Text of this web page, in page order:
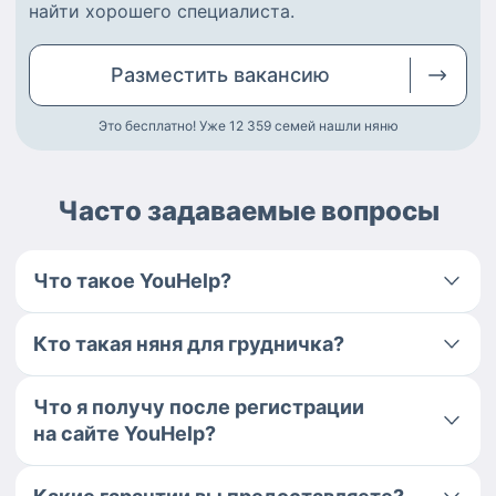
найти хорошего специалиста.
Разместить вакансию
Это бесплатно! Уже 12 359 семей нашли няню
Часто задаваемые вопросы
Что такое YouHelp?
Кто такая няня для грудничка?
Что я получу после регистрации
на сайте YouHelp?